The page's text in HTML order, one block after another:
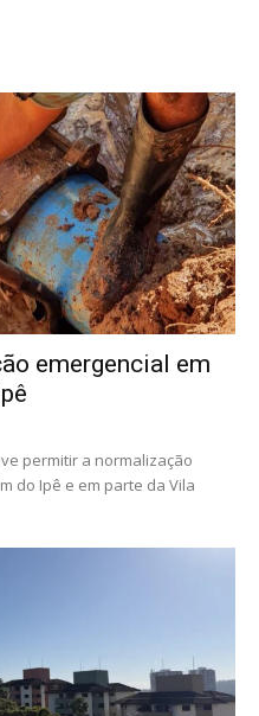
emergencial em
permitir a normalização
do Ipê e em parte da Vila